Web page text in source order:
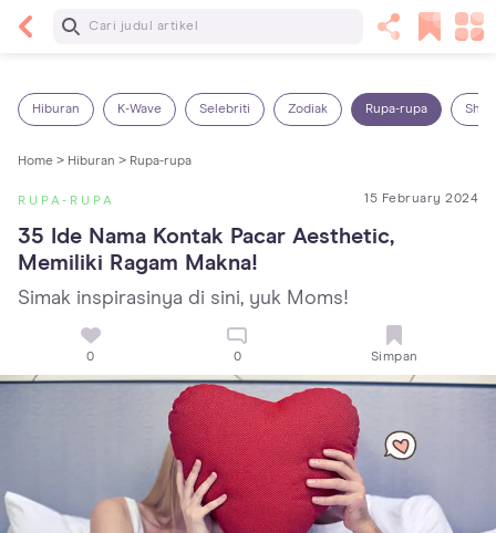
Baca Selanjutnya
Hiburan K-Wave Selebriti Zodiak Rupa-rupa
Home > Hiburan > Rupa-rupa
RUPA-RUPA 15 February 2024
35 Ide Nama Kontak Pacar Aesthetic,
Memiliki Ragam Makna!
Simak inspirasinya di sini, yuk Moms!
0 0 Simpan